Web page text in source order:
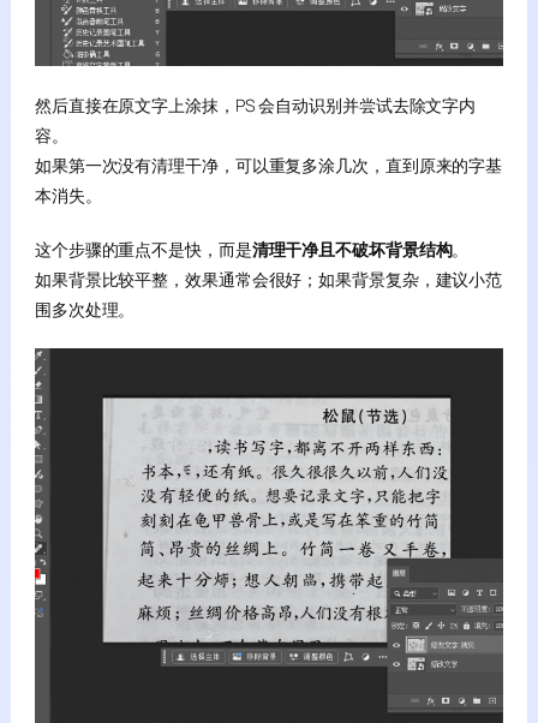
然后直接在原文字上涂抹，PS 会自动识别并尝试去除文字内
容。
如果第一次没有清理干净，可以重复多涂几次，直到原来的字基
本消失。
这个步骤的重点不是快，而是清理干净且不破坏背景结构。
如果背景比较平整，效果通常会很好；如果背景复杂，建议小范
围多次处理。